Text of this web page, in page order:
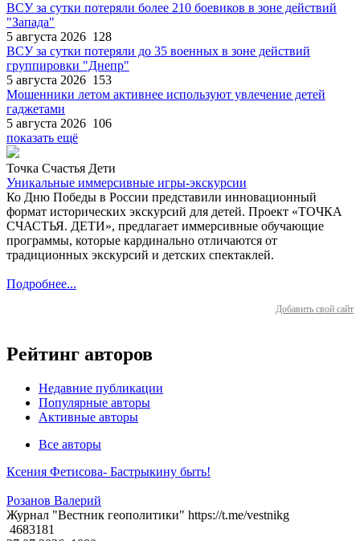
ВСУ за сутки потеряли более 210 боевиков в зоне действий
"Запада"
5 августа 2026 128
ВСУ за сутки потеряли до 35 военных в зоне действий
группировки "Днепр"
5 августа 2026 153
Мошенники летом активнее используют увлечение детей
гаджетами
5 августа 2026 106
показать ещё
Точка Счастья Дети
Уникальные иммерсивные игры-экскурсии
Ко Дню Победы в России представили инновационный
формат исторических экскурсий для детей. Проект «ТОЧКА
СЧАСТЬЯ. ДЕТИ», предлагает иммерсивные обучающие
программы, которые кардинально отличаются от
традиционных экскурсий и детских спектаклей.
Подробнее...
Добавить свой сайт
Рейтинг авторов
Недавние публикации
Популярные авторы
Активные авторы
Все авторы
Ксения Фетисова- Бастрыкину быть!
Розанов Валерий
Журнал "Вестник геополитики" https://t.me/vestnikg
4683181